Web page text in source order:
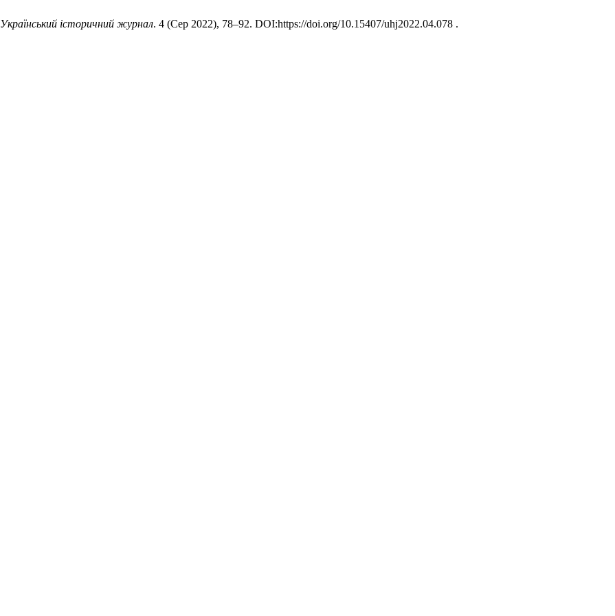
Український історичний журнал. 4 (Сер 2022), 78–92. DOI:https://doi.org/10.15407/uhj2022.04.078 .